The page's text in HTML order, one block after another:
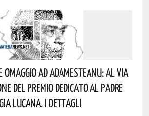
Omaggio Ad Adamesteanu: Al Via
Del Premio Dedicato Al Padre
Lucana. I Dettagli